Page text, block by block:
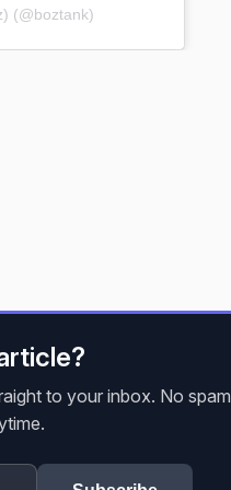
(@boztank)
to your inbox. No spam,